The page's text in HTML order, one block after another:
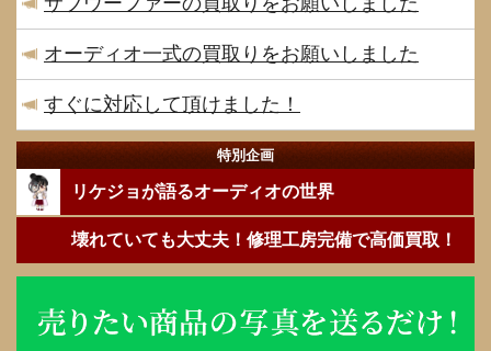
オーディオ一式の買取りをお願いしました
すぐに対応して頂けました！
特別企画
リケジョが語るオーディオの世界
壊れていても大丈夫！修理工房完備で高価買取！